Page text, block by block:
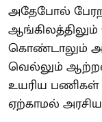
அதேபோல்
கொண்டாலும்
வெல்லும்
உயரிய பணிகள்
ஏற்காமல்